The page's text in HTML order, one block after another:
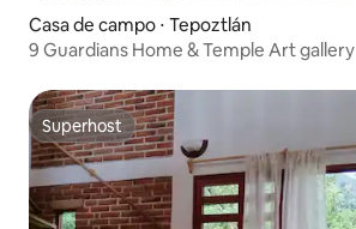
Casa de campo ⋅ Tepoztlán
9 Guardians Home & Temple Art gallery
Superhost
Superhost